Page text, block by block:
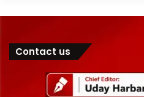
Contact us